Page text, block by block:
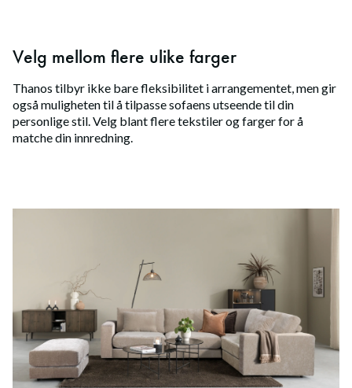
Velg mellom flere ulike farger
Thanos tilbyr ikke bare fleksibilitet i arrangementet, men gir
også muligheten til å tilpasse sofaens utseende til din
personlige stil. Velg blant flere tekstiler og farger for å
matche din innredning.